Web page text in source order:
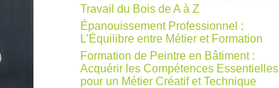
Travail du Bois de A à Z
Épanouissement Professionnel :
L’Équilibre entre Métier et Formation
Formation de Peintre en Bâtiment :
Acquérir les Compétences Essentielles
pour un Métier Créatif et Technique